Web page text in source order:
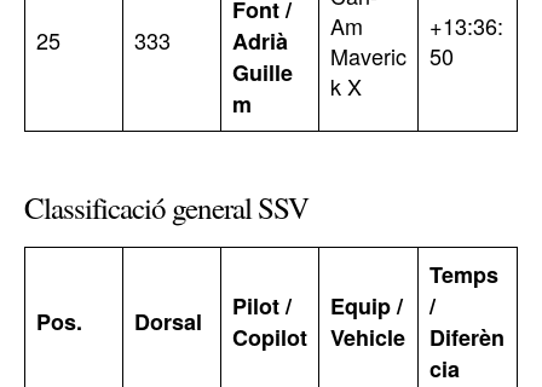
25 333
Font /
Adrià
Guille
m
Am
Maveric
k X
+13:36:
50
Classificació general SSV
Pos. Dorsal
Pilot /
Copilot
Equip /
Vehicle
Temps
/
Diferèn
cia